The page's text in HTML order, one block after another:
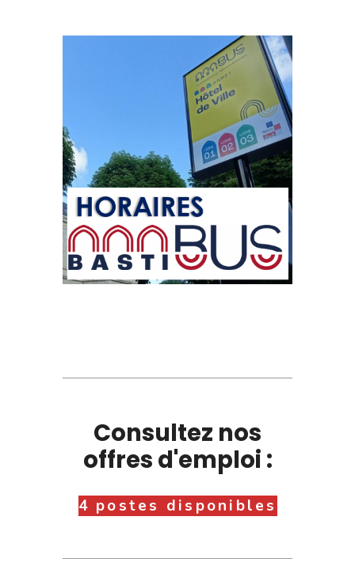
Consultez nos
offres d'emploi :
4 postes disponibles